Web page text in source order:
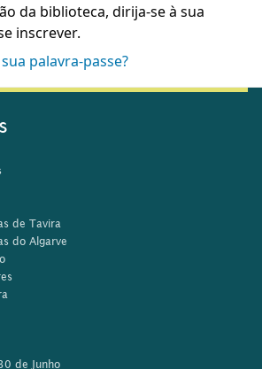
da biblioteca, dirija-se à sua
inscrever.
palavra-passe?
de Tavira
do Algarve
de Junho